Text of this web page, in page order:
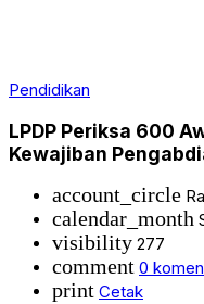
Pendidikan
LPDP Periksa 600
Kewajiban
account_circle
calendar_month
visibility 277
comment 0
print Cetak